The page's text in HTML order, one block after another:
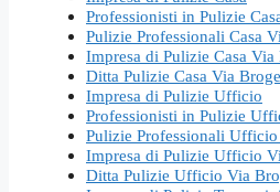
Professionisti in Pulizie
Pulizie Professionali Casa
Impresa di Pulizie Casa Via
Ditta Pulizie Casa Via
Impresa di Pulizie Ufficio
Professionisti in Pulizie
Pulizie Professionali
Impresa di Pulizie Ufficio
Ditta Pulizie Ufficio Via